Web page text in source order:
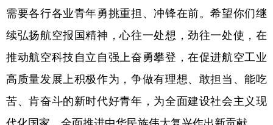
北京 天津 河北 山西
辽宁 吉林 上海 江苏
浙江 安徽 福建 江西
需要各行各业青年勇挑重担、冲锋在前。希望你们继
续弘扬航空报国精神，心往一处想，劲往一处使，在
推动航空科技自立自强上奋勇攀登，在促进航空工业
高质量发展上积极作为，争做有理想、敢担当、能吃
苦、肯奋斗的新时代好青年，为全面建设社会主义现